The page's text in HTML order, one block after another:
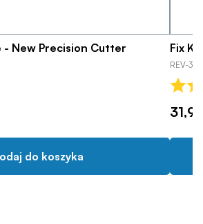
- New Precision Cutter
do koszyka
Fix
REV-